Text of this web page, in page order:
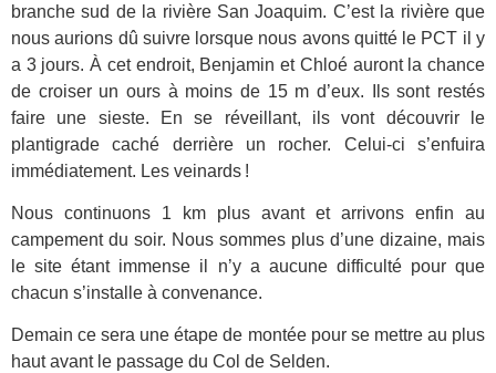
branche sud de la rivière San Joaquim. C’est la rivière que
nous aurions dû suivre lorsque nous avons quitté le PCT il y
a 3 jours. À cet endroit, Benjamin et Chloé auront la chance
de croiser un ours à moins de 15 m d’eux. Ils sont restés
faire une sieste. En se réveillant, ils vont découvrir le
plantigrade caché derrière un rocher. Celui-ci s’enfuira
immédiatement. Les veinards !
Nous continuons 1 km plus avant et arrivons enfin au
campement du soir. Nous sommes plus d’une dizaine, mais
le site étant immense il n’y a aucune difficulté pour que
chacun s’installe à convenance.
Demain ce sera une étape de montée pour se mettre au plus
haut avant le passage du Col de Selden.